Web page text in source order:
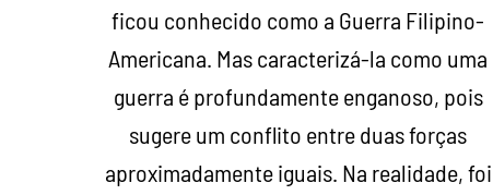
ficou conhecido como a Guerra Filipino-
Americana. Mas caracterizá-la como uma
guerra é profundamente enganoso, pois
sugere um conflito entre duas forças
aproximadamente iguais. Na realidade, foi